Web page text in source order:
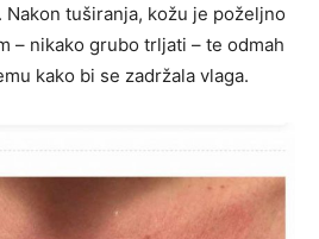
tuširanja, kožu je poželjno
– nikako grubo trljati – te odmah
kako bi se zadržala vlaga.